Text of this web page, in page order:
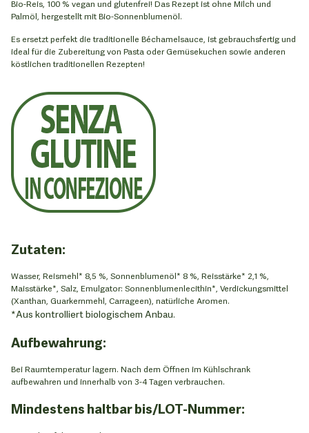
Bio-Reis, 100 % vegan und glutenfrei! Das Rezept ist ohne Milch und
Palmöl, hergestellt mit Bio-Sonnenblumenöl.
Es ersetzt perfekt die traditionelle Béchamelsauce, ist gebrauchsfertig und
ideal für die Zubereitung von Pasta oder Gemüsekuchen sowie anderen
köstlichen traditionellen Rezepten!
Zutaten:
Wasser, Reismehl* 8,5 %, Sonnenblumenöl* 8 %, Reisstärke* 2,1 %,
Maisstärke*, Salz, Emulgator: Sonnenblumenlecithin*, Verdickungsmittel
(Xanthan, Guarkernmehl, Carrageen), natürliche Aromen.
*Aus kontrolliert biologischem Anbau.
Aufbewahrung:
Bei Raumtemperatur lagern. Nach dem Öffnen im Kühlschrank
aufbewahren und innerhalb von 3-4 Tagen verbrauchen.
Mindestens haltbar bis/LOT-Nummer: